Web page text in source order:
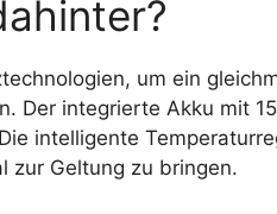
um ein
Der integrierte Akku mit
intelligente
zur Geltung zu bringen.